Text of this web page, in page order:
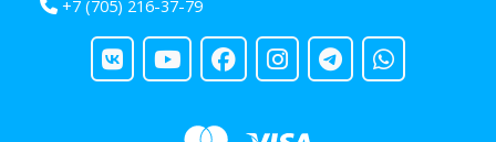
+7 (705) 216-37-79